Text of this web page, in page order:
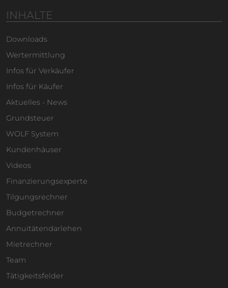
INHALTE
Downloads
Wertermittlung
Infos für Verkäufer
Infos für Käufer
Aktuelles - News
Grundsteuer
WOLF System
Kundenhäuser
Videos
Finanzierungsexperte
Tilgungsrechner
Budgetrechner
Annuitätendarlehen
Mietrechner
Team
Tätigkeitsfelder